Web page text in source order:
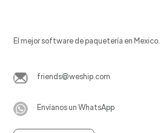
El mejor software de paquetería en Mexico.
friends@weship.com
Envíanos un WhatsApp